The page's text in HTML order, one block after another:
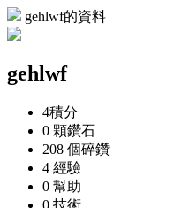
gehlwf的資料
gehlwf
4積分
0 顆鑽石
208 個碎鑽
4 經驗
0 幫助
0 技術